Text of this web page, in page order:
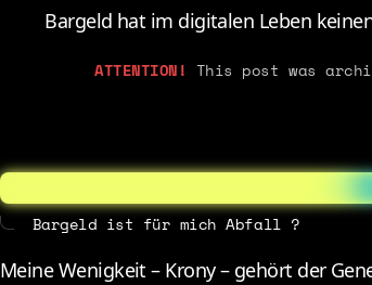
Concrete &
Curiosity
Digital Life
2025
2022
Bargeld hat im digitalen Leben
This post was
Bargeld ist für mich Abfall ?
Meine Wenigkeit – Krony – gehört der